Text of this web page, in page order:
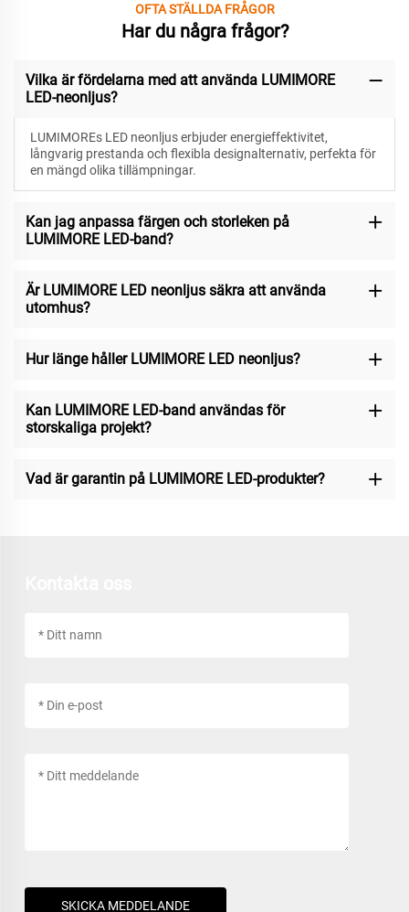
OFTA STÄLLDA FRÅGOR
Har du några frågor?
Vilka är fördelarna med att använda LUMIMORE
LED-neonljus?
LUMIMOREs LED neonljus erbjuder energieffektivitet,
långvarig prestanda och flexibla designalternativ, perfekta för
en mängd olika tillämpningar.
Kan jag anpassa färgen och storleken på
LUMIMORE LED-band?
Är LUMIMORE LED neonljus säkra att använda
utomhus?
Hur länge håller LUMIMORE LED neonljus?
Kan LUMIMORE LED-band användas för
storskaliga projekt?
Vad är garantin på LUMIMORE LED-produkter?
SKICKA MEDDELANDE